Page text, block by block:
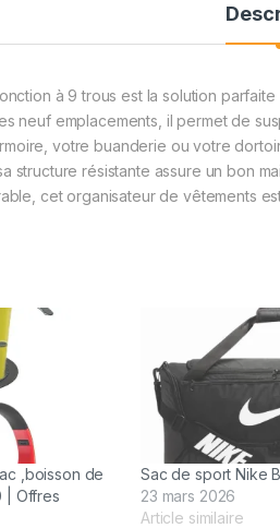
à 9 trous est la solution
neuf emplacements, il permet de
votre buanderie ou votre
structure résistante assure un bon
cet organisateur de vêtements
,boisson de
| Offres
Sac de sport Nike
23 mars 2026
Article similaire